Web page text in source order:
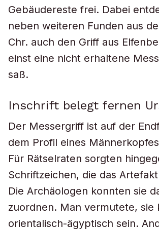
Gebäudereste frei. Dabei
neben weiteren Funden aus
Chr. auch den Griff aus
einst eine nicht erhaltene
saß.
Inschrift belegt fernen
Der Messergriff ist auf der
dem Profil eines
Für Rätselraten sorgten
Schriftzeichen, die das
Die Archäologen konnten sie
zuordnen. Man vermutete, sie
orientalisch-ägyptisch sein.